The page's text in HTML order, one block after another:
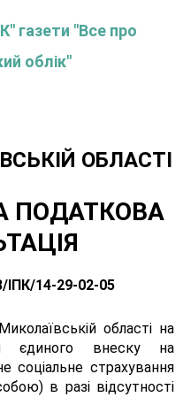
газети "Все про
облік"
ОБЛАСТI
ПОДАТКОВА
ІПК/14-29-02-05
області на
внеску на
соціальне страхування
в разі відсутності